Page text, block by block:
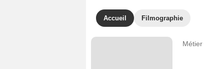
Accueil Filmographie
Métier